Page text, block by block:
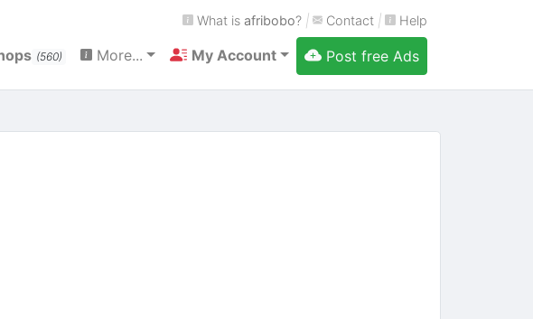
What is afribobo? | Contact | Help
(560) More... My Account Post free Ads